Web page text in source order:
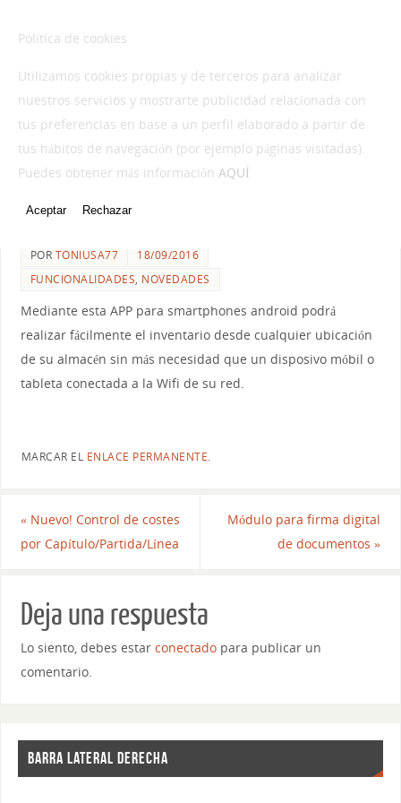
Nueva APP para introducción de
inventarios
POR TONIUSA77
18/09/2016
FUNCIONALIDADES, NOVEDADES
Mediante esta APP para smartphones android podrá
realizar fácilmente el inventario desde cualquier ubicación
de su almacén sin más necesidad que un disposivo móbil o
tableta conectada a la Wifi de su red.
MARCAR EL ENLACE PERMANENTE.
«Nuevo! Control de costes
por Capítulo/Partida/Línea
Módulo para firma digital
de documentos»
Deja una respuesta
Lo siento, debes estar conectadopara publicar un
comentario.
BARRA LATERAL DERECHA
Política de cookies
Utilizamos cookies propias y de terceros para analizar
nuestros servicios y mostrarte publicidad relacionada con
tus preferencias en base a un perfil elaborado a partir de
tus hábitos de navegación (por ejemplo páginas visitadas).
Puedes obtener más información AQUÍ
Aceptar Rechazar